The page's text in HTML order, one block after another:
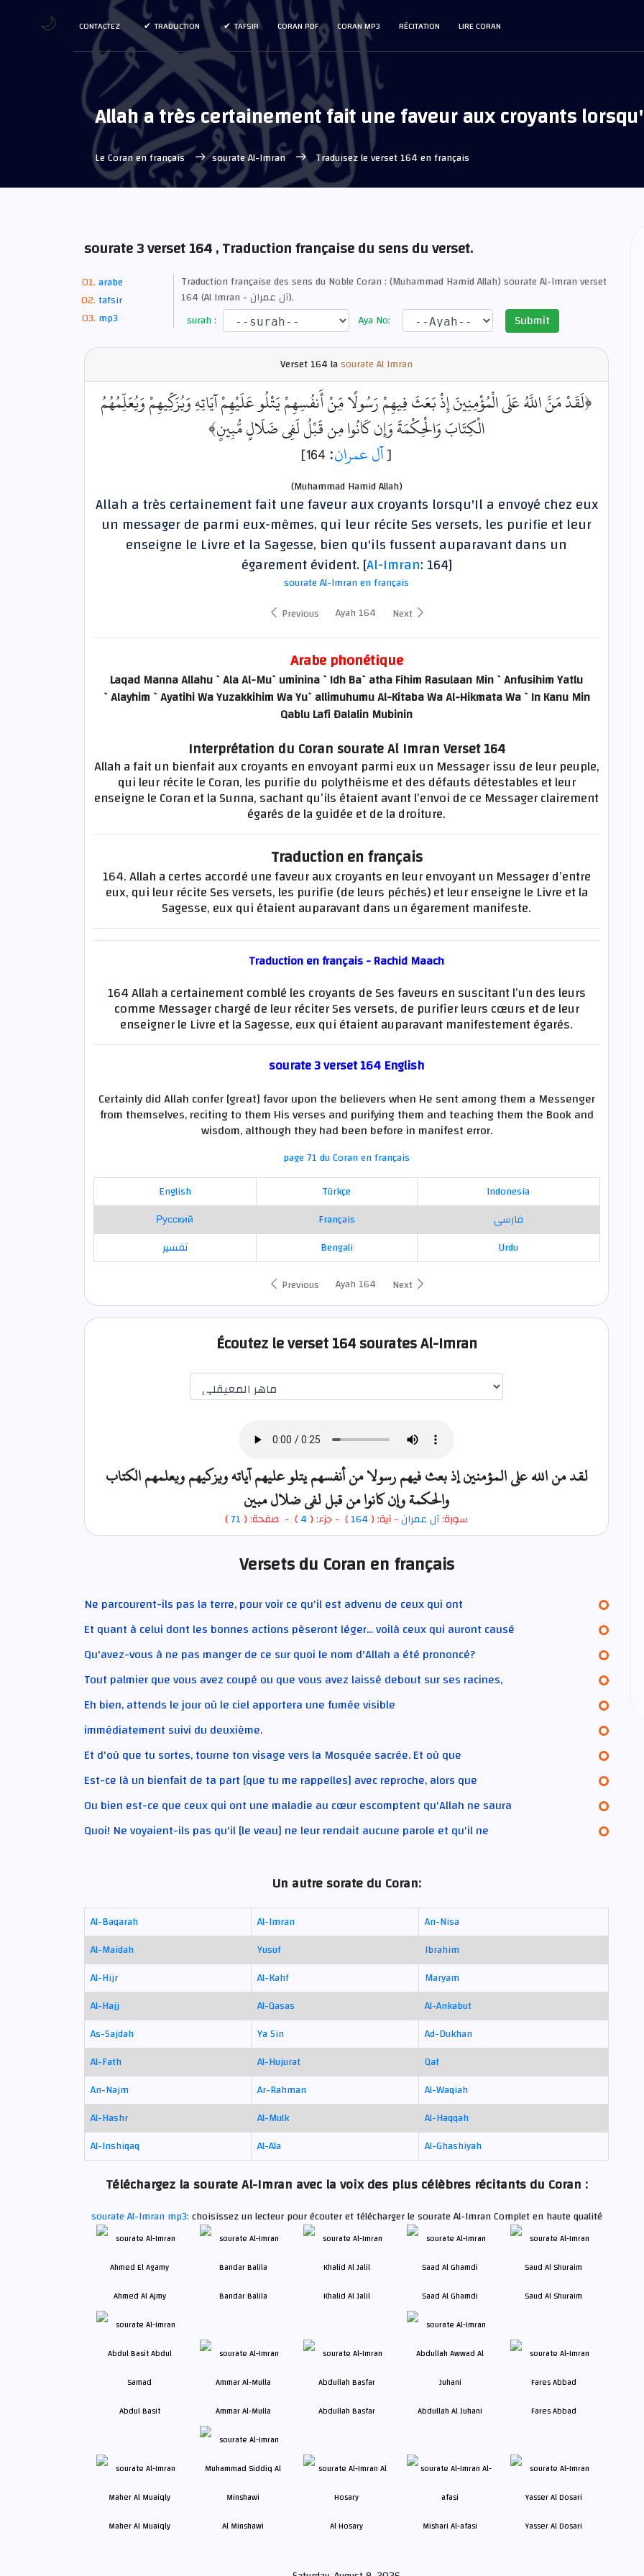
LIRE CORAN
RÉCITATION
CORAN MP3
CORAN PDF
TAFSIR
TRADUCTION
CONTACTEZ
Allah a très certainement fait une faveur aux croyants
Le Coran en français sourate Al-Imran Traduisez le verset 164 en français
sourate 3 verset 164 , Traduction française du sens du verset.
arabe
tafsir
mp3
Traduction française des sens du Noble Coran : (Muhammad Hamid Allah) sourate Al-Imran verset
164 (Al Imran - آل عمران).
surah :
Aya No: Submit
Verset164 lasourate Al Imran
﴿لَقَدْ مَنَّ اللَّهُ عَلَى الْمُؤْمِنِينَ إِذْ بَعَثَ فِيهِمْ رَسُولًا مِّنْ أَنفُسِهِمْ يَتْلُو عَلَيْهِمْ آيَاتِهِ وَيُزَكِّيهِمْ وَيُعَلِّمُهُمُ
الْكِتَابَ وَالْحِكْمَةَ وَإِن كَانُوا مِن قَبْلُ لَفِي ضَلَالٍ مُّبِينٍ﴾
[آل عمران: 164]
(Muhammad Hamid Allah)
Allah a très certainement fait une faveur aux croyants lorsqu'Il a envoyé chez eux
un messager de parmi eux-mêmes, qui leur récite Ses versets, les purifie et leur
enseigne le Livre et la Sagesse, bien qu'ils fussent auparavant dans un
égarement évident. [Al-Imran: 164]
sourate Al-Imran en français
Previous
Ayah 164 Next
Arabe phonétique
Laqad Manna Allahu `Ala Al-Mu`uminina `Idh Ba`atha Fihim Rasulaan Min `Anfusihim Yatlu
`Alayhim `Ayatihi Wa Yuzakkihim Wa Yu`allimuhumu Al-Kitaba Wa Al-Hikmata Wa `In Kanu Min
Qablu Lafi Đalalin Mubinin
Interprétation du Coran sourate Al Imran Verset 164
Allah a fait un bienfait aux croyants en envoyant parmi eux un Messager issu de leur peuple,
qui leur récite le Coran, les purifie du polythéisme et des défauts détestables et leur
enseigne le Coran et la Sunna, sachant qu’ils étaient avant l’envoi de ce Messager clairement
égarés de la guidée et de la droiture.
Traduction en français
164. Allah a certes accordé une faveur aux croyants en leur envoyant un Messager d’entre
eux, qui leur récite Ses versets, les purifie (de leurs péchés) et leur enseigne le Livre et la
Sagesse, eux qui étaient auparavant dans un égarement manifeste.
Traduction en français - Rachid Maach
164 Allah a certainement comblé les croyants de Ses faveurs en suscitant l’un des leurs
comme Messager chargé de leur réciter Ses versets, de purifier leurs cœurs et de leur
enseigner le Livre et la Sagesse, eux qui étaient auparavant manifestement égarés.
sourate 3 verset 164 English
Certainly did Allah confer [great] favor upon the believers when He sent among them a Messenger
from themselves, reciting to them His verses and purifying them and teaching them the Book and
wisdom, although they had been before in manifest error.
page 71 du Coran en français
English
Türkçe
Indonesia
Русский
Français
فارسی
تفسير
Bengali
Urdu
Previous
Ayah 164 Next
Écoutez le verset 164 sourates Al-Imran
لقد من الله على المؤمنين إذ بعث فيهم رسولا من أنفسهم يتلو عليهم آياته ويزكيهم ويعلمهم الكتاب
والحكمة وإن كانوا من قبل لفي ضلال مبين
سورة:آل عمران- آية: ( 164
) - جزء: ( 4) - صفحة: ( 71
)
Versets du Coran en français
Ne parcourent-ils pas la terre, pour voir ce qu'il est advenu de ceux qui ont
Et quant à celui dont les bonnes actions pèseront léger... voilà ceux qui auront causé
Qu'avez-vous à ne pas manger de ce sur quoi le nom d'Allah a été prononcé?
Tout palmier que vous avez coupé ou que vous avez laissé debout sur ses racines,
Eh bien, attends le jour où le ciel apportera une fumée visible
immédiatement suivi du deuxième.
Et d'où que tu sortes, tourne ton visage vers la Mosquée sacrée. Et où que
Est-ce là un bienfait de ta part [que tu me rappelles] avec reproche, alors que
Ou bien est-ce que ceux qui ont une maladie au cœur escomptent qu'Allah ne saura
Quoi! Ne voyaient-ils pas qu'il [le veau] ne leur rendait aucune parole et qu'il ne
Un autre sorate du Coran:
Al-Baqarah Al-Imran
An-Nisa
Al-Maidah
Yusuf
Ibrahim
Al-Hijr
Al-Kahf
Maryam
Al-Hajj
Al-Qasas
Al-Ankabut
As-Sajdah
Ya Sin
Ad-Dukhan
Al-Fath
Al-Hujurat
Qaf
An-Najm
Ar-Rahman
Al-Waqiah
Al-Hashr
Al-Mulk
Al-Haqqah
Al-Inshiqaq
Al-Ala Al-Ghashiyah
Téléchargez la sourate Al-Imran avec la voix des plus célèbres récitants du Coran :
sourate Al-Imran mp3:choisissez un lecteur pour écouter et télécharger le sourate Al-Imran Complet en haute qualité
Ahmed Al Ajmy Bandar Balila Khalid Al Jalil Saad Al Ghamdi Saud Al Shuraim
Abdul Basit Ammar Al-Mulla Abdullah Basfar Abdullah Al Juhani Fares Abbad
Maher Al Muaiqly Al Minshawi Al Hosary Mishari Al-afasi Yasser Al Dosari
🌙